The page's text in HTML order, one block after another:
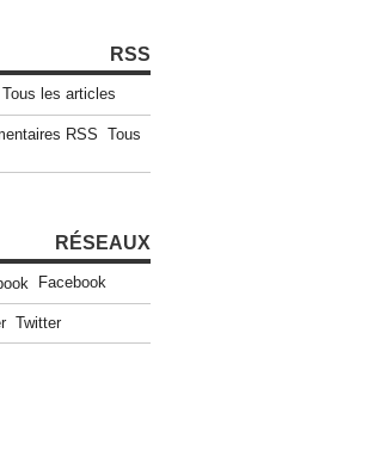
RSS
Tous les articles
Tous
RÉSEAUX
Facebook
Twitter